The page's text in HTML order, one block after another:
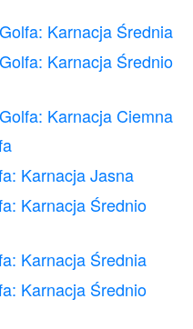
Karnacja Średnia
Karnacja Średnio
Karnacja Ciemna
Karnacja Jasna
Karnacja Średnio
Karnacja Średnia
Karnacja Średnio